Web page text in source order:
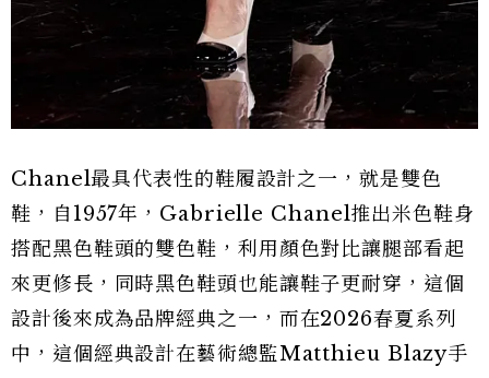
Chanel最具代表性的鞋履設計之一，就是雙色
鞋，自1957年，Gabrielle Chanel推出米色鞋身
搭配黑色鞋頭的雙色鞋，利用顏色對比讓腿部看起
來更修長，同時黑色鞋頭也能讓鞋子更耐穿，這個
設計後來成為品牌經典之一，而在2026春夏系列
中，這個經典設計在藝術總監Matthieu Blazy手